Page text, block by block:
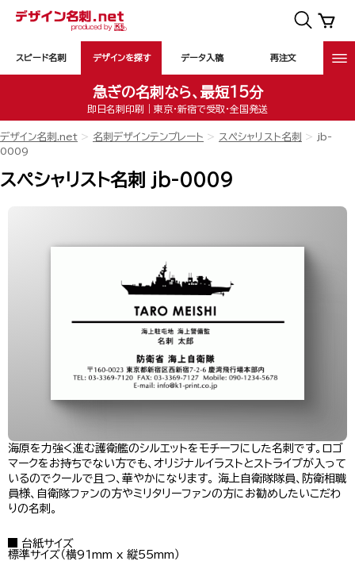
スピード名刺 デザインを探す データ入稿 再注文
急ぎの名刺なら、最短15分
即日名刺印刷｜東京・新宿で受取・全国発送
デザイン名刺.net 名刺デザインテンプレート スペシャリスト名刺
jb-
0009
スペシャリスト名刺 jb-0009
海原を力強く進む護衛艦のシルエットをモチーフにした名刺です。ロゴ
マークをお持ちでない方でも、オリジナルイラストとストライプが入って
いるのでクールで且つ、華やかになります。 海上自衛隊隊員、防衛相職
員様、自衛隊ファンの方やミリタリーファンの方にお勧めしたいこだわ
りの名刺。
台紙サイズ
標準サイズ（横91mm x 縦55mm）